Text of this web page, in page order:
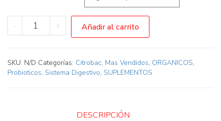
-
Enzimas
Digestivas
+ Añadir al carrito
SKU: N/D Categorías: Citrobac, Mas Vendidos, ORGANICOS,
Probioticos, Sistema Digestivo, SUPLEMENTOS
DESCRIPCIÓN